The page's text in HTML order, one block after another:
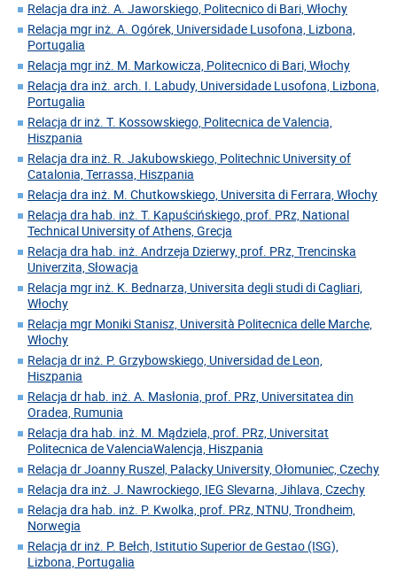
Relacja dra inż. A. Jaworskiego, Politecnico di Bari, Włochy
Relacja mgr inż. A. Ogórek, Universidade Lusofona, Lizbona,
Portugalia
Relacja mgr inż. M. Markowicza, Politecnico di Bari, Włochy
Relacja dra inż. arch. I. Labudy, Universidade Lusofona, Lizbona,
Portugalia
Relacja dr inż. T. Kossowskiego, Politecnica de Valencia,
Hiszpania
Relacja dra inż. R. Jakubowskiego, Politechnic University of
Catalonia, Terrassa, Hiszpania
Relacja dra inż. M. Chutkowskiego, Universita di Ferrara, Włochy
Relacja dra hab. inż. T. Kapuścińskiego, prof. PRz, National
Technical University of Athens, Grecja
Relacja dra hab. inż. Andrzeja Dzierwy, prof. PRz, Trencinska
Univerzita, Słowacja
Relacja mgr inż. K. Bednarza, Universita degli studi di Cagliari,
Włochy
Relacja mgr Moniki Stanisz, Università Politecnica delle Marche,
Włochy
Relacja dr inż. P. Grzybowskiego, Universidad de Leon,
Hiszpania
Relacja dr hab. inż. A. Masłonia, prof. PRz, Universitatea din
Oradea, Rumunia
Relacja dra hab. inż. M. Mądziela, prof. PRz, Universitat
Politecnica de ValenciaWalencja, Hiszpania
Relacja dr Joanny Ruszel, Palacky University, Ołomuniec, Czechy
Relacja dra inż. J. Nawrockiego, IEG Slevarna, Jihlava, Czechy
Relacja dra hab. inż. P. Kwolka, prof. PRz, NTNU, Trondheim,
Norwegia
Relacja dr inż. P. Bełch, Istitutio Superior de Gestao (ISG),
Lizbona, Portugalia